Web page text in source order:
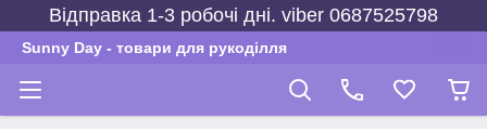
Відправка 1-3 робочі дні. viber 0687525798
Sunny Day - товари для рукоділля